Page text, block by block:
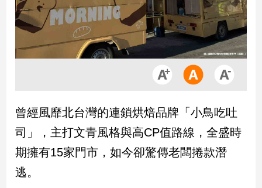
地
產
品
政
治
政
治
焦
曾經風靡北台灣的連鎖烘焙品牌「小鳥吃吐
司」，主打文青風格與高CP值路線，全盛時
期擁有15家門市，如今卻驚傳老闆捲款潛
逃。